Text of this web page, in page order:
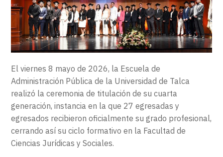
EXTENSIÓN
CONTACTO
El viernes 8 mayo de 2026, la Escuela de
Administración Pública de la Universidad de Talca
realizó la ceremonia de titulación de su cuarta
generación, instancia en la que 27 egresadas y
egresados recibieron oficialmente su grado profesional,
cerrando así su ciclo formativo en la Facultad de
Ciencias Jurídicas y Sociales.